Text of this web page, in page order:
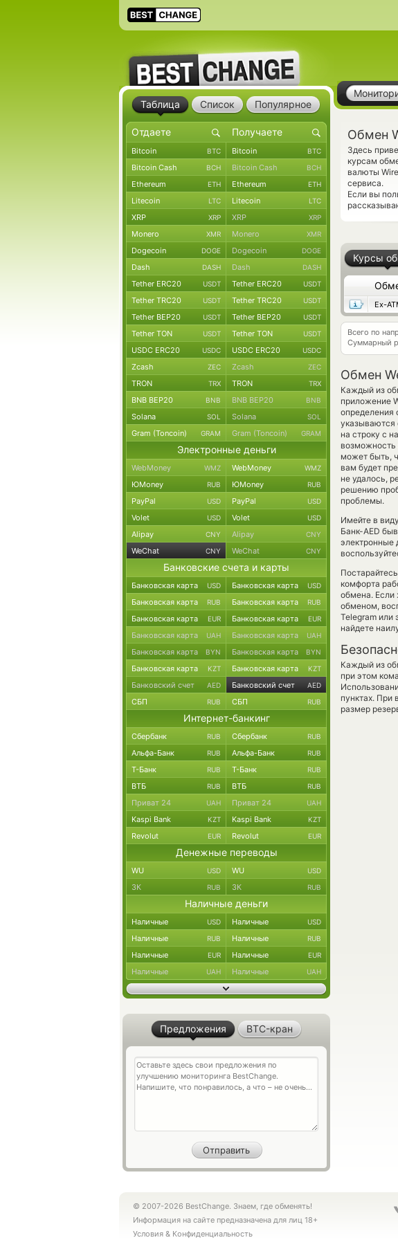
Обмен
Здесь
курсам
валюты
сервиса.
Если вы
Курсы
Ex-
Всего по
Суммарный
Обмен
Каждый из
приложение
определения
указываются
на строку с
возможность
может быть,
вам будет
не удалось,
решению
проблемы.
Имейте в
Банк-AED
электронные
комфорта
обмена. Если
обменом,
Telegram или
найдете
Каждый из
при этом
пунктах. При
размер
Таблица Список Популярное
Bitcoin BTC Bitcoin BTC
Bitcoin Cash BCH Bitcoin Cash BCH
Ethereum ETH Ethereum ETH
Litecoin LTC Litecoin LTC
XRP XRP XRP XRP
Monero XMR Monero XMR
Dogecoin DOGE Dogecoin DOGE
Dash DASH Dash DASH
Tether ERC20 USDT Tether ERC20 USDT
Tether TRC20 USDT Tether TRC20 USDT
Tether BEP20 USDT Tether BEP20 USDT
Tether TON USDT Tether TON USDT
USDC ERC20 USDC USDC ERC20 USDC
Zcash ZEC Zcash ZEC
TRON TRX TRON TRX
BNB BEP20 BNB BNB BEP20 BNB
Solana SOL Solana SOL
Gram (Toncoin) GRAM Gram (Toncoin) GRAM
Электронные деньги
WebMoney WMZ WebMoney WMZ
ЮMoney RUB ЮMoney RUB
PayPal USD PayPal USD
Volet USD Volet USD
Alipay CNY Alipay CNY
WeChat CNY WeChat CNY
Банковские счета и карты
Банковская карта USD Банковская карта USD
Банковская карта RUB Банковская карта RUB
Банковская карта EUR Банковская карта EUR
Банковская карта UAH Банковская карта UAH
Банковская карта BYN Банковская карта BYN
Банковская карта KZT Банковская карта KZT
Банковский счет AED Банковский счет AED
СБП RUB СБП RUB
Интернет-банкинг
Сбербанк RUB Сбербанк RUB
Альфа-Банк RUB Альфа-Банк RUB
Т-Банк RUB Т-Банк RUB
ВТБ RUB ВТБ RUB
Приват 24 UAH Приват 24 UAH
Kaspi Bank KZT Kaspi Bank KZT
Revolut EUR Revolut EUR
Денежные переводы
WU USD WU USD
ЗК RUB ЗК RUB
Наличные деньги
Наличные USD Наличные USD
Наличные RUB Наличные RUB
Наличные EUR Наличные EUR
Наличные UAH Наличные UAH
Предложения BTC-кран
© 2007-2026 BestChange. Знаем, где обменять!
Информация на сайте предназначена для лиц 18+
Условия & Конфиденциальность